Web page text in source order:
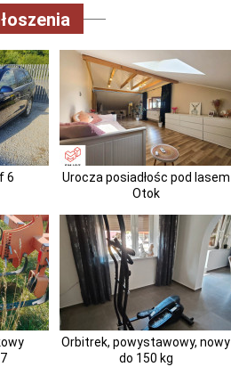
6
Urocza posiadłośc pod lasem
Otok
Orbitrek, powystawowy, nowy
do 150 kg